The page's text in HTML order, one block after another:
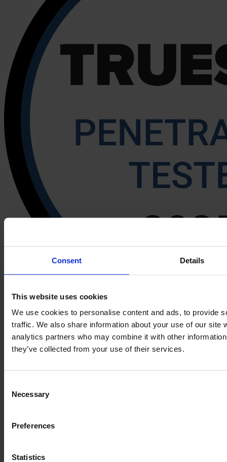
Consent Details
This website uses cookies
We use cookies to personalise content and ads, to provide
traffic. We also share information about your use of our site
analytics partners who may combine it with other
they’ve collected from your use of their services.
Selection
Necessary
Preferences
Statistics
Formalize
Prijzen
Helpcentrum